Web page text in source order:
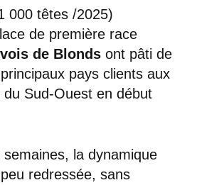
000 têtes /2025)
de première race
de Blonds ont pâti de
pays clients aux
du Sud-Ouest en début
la dynamique
peu redressée, sans